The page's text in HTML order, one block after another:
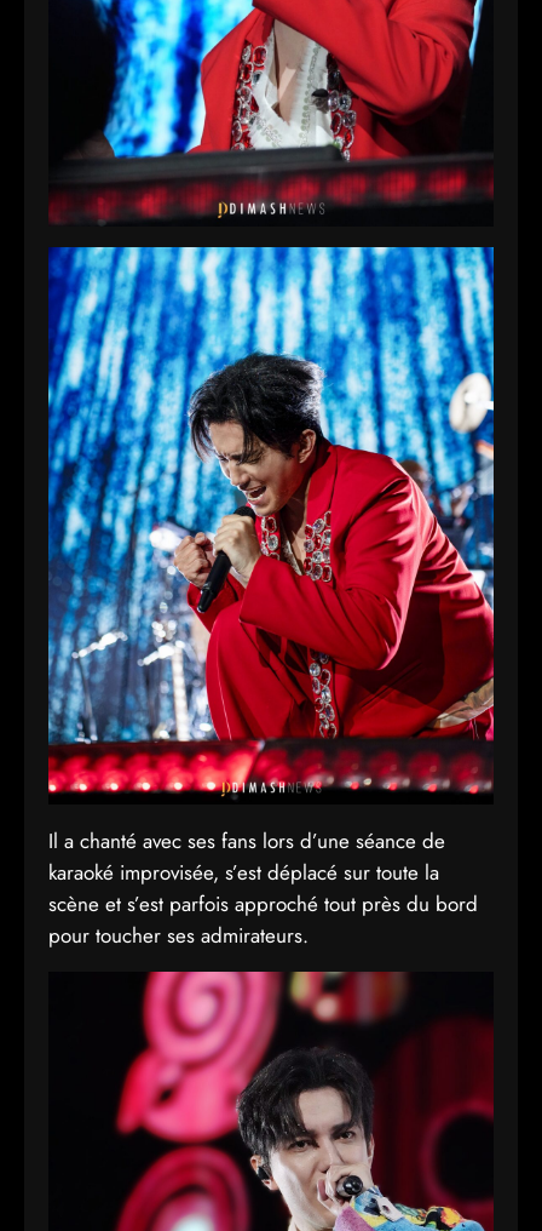
Il a chanté avec ses fans lors d’une séance de
karaoké improvisée, s’est déplacé sur toute la
scène et s’est parfois approché tout près du bord
pour toucher ses admirateurs.